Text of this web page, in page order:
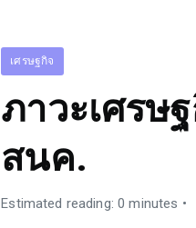
เศรษฐกิจ
ภาวะเศรษ
สนค.
Estimated reading: 0 minutes